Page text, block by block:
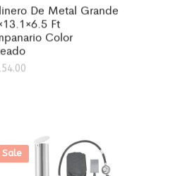
De Metal Grande
Ft
Color
Sale